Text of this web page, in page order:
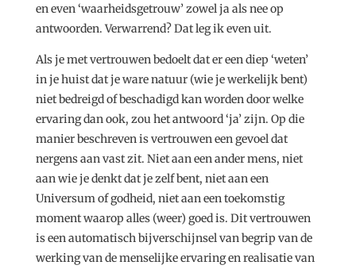
en even ‘waarheidsgetrouw’ zowel ja als nee op
antwoorden. Verwarrend? Dat leg ik even uit.
Als je met vertrouwen bedoelt dat er een diep ‘weten’
in je huist dat je ware natuur (wie je werkelijk bent)
niet bedreigd of beschadigd kan worden door welke
ervaring dan ook, zou het antwoord ‘ja’ zijn. Op die
manier beschreven is vertrouwen een gevoel dat
nergens aan vast zit. Niet aan een ander mens, niet
aan wie je denkt dat je zelf bent, niet aan een
Universum of godheid, niet aan een toekomstig
moment waarop alles (weer) goed is. Dit vertrouwen
is een automatisch bijverschijnsel van begrip van de
werking van de menselijke ervaring en realisatie van